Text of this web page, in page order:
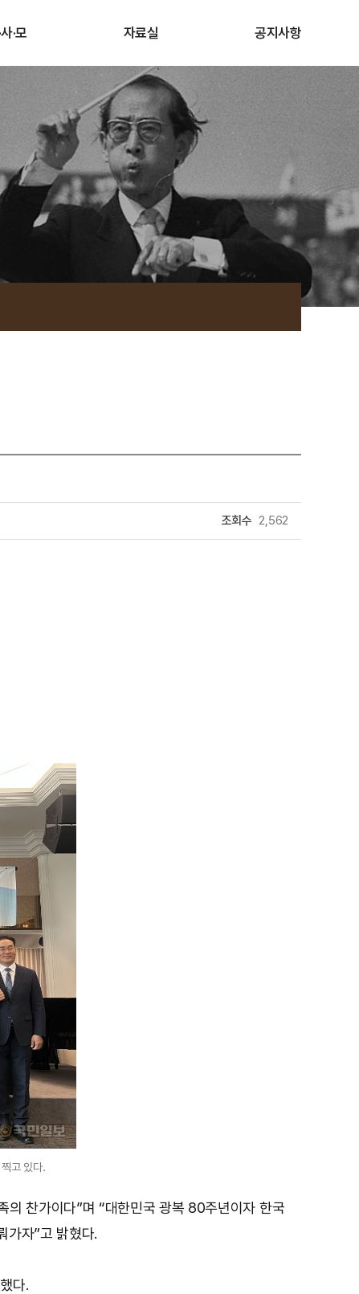
·모
가입하기
자료실
자료실
공지사항
공지사항
조회수 2,562
고 있다.
의 찬가이다”며 “대한민국 광복 80주년이자 한국
가자”고 밝혔다.
다.